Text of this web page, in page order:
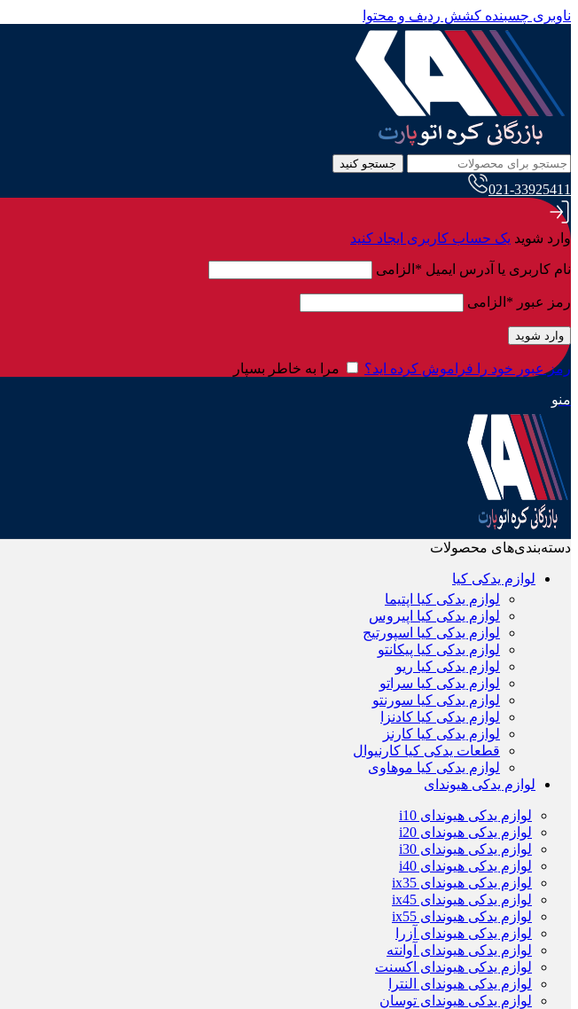
ناوبری چسبنده کشش ردیف و محتوا
جستجو کنید
021-33925411
وارد شوید یک حساب کاربری ایجاد کنید
نام کاربری یا آدرس ایمیل * الزامی
رمز عبور * الزامی
وارد شوید
رمز عبور خود را فراموش کرده اید؟ مرا به خاطر بسپار
منو
دسته‌بندی‌های محصولات
لوازم یدکی کیا
لوازم یدکی کیا اپتیما
لوازم یدکی کیا اپیروس
لوازم یدکی کیا اسپورتیج
لوازم یدکی کیا پیکانتو
لوازم یدکی کیا ریو
لوازم یدکی کیا سراتو
لوازم یدکی کیا سورنتو
لوازم یدکی کیا کادنزا
لوازم یدکی کیا کارنز
قطعات یدکی کیا کارنیوال
لوازم یدکی کیا موهاوی
لوازم یدکی هیوندای
لوازم یدکی هیوندای i10
لوازم یدکی هیوندای i20
لوازم یدکی هیوندای i30
لوازم یدکی هیوندای i40
لوازم یدکی هیوندای ix35
لوازم یدکی هیوندای ix45
لوازم یدکی هیوندای ix55
لوازم یدکی هیوندای آزرا
لوازم یدکی هیوندای آوانته
لوازم یدکی هیوندای اکسنت
لوازم یدکی هیوندای النترا
لوازم یدکی هیوندای توسان